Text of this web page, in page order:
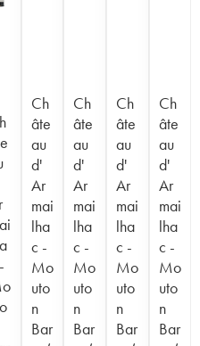
Ch
âte
au
d'
Ar
mai
lha
c -
Mo
uto
n
Bar
Ch
âte
au
d'
Ar
mai
lha
c -
Mo
uto
n
Bar
Ch
âte
au
d'
Ar
mai
lha
c -
Mo
uto
n
Bar
Ch
âte
au
d'
Ar
mai
lha
c -
Mo
uto
n
Bar